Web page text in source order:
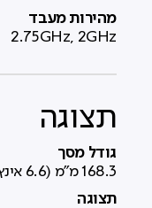
מהירות מעבד
2.75GHz, 2GHz
תצוגה
גודל מסך
‎168.3 מ"מ (6.6 אינץ')‎
תצוגה